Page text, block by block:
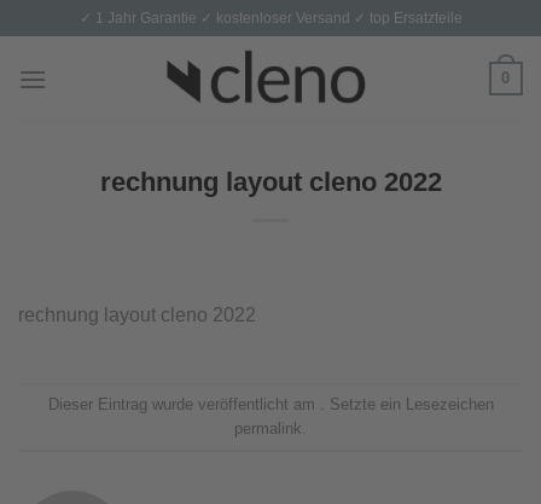
content
✓ 1 Jahr Garantie ✓ kostenloser Versand ✓ top Ersatzteile
0
rechnung layout cleno 2022
rechnung layout cleno 2022
Dieser Eintrag wurde veröffentlicht am . Setzte ein Lesezeichen
permalink